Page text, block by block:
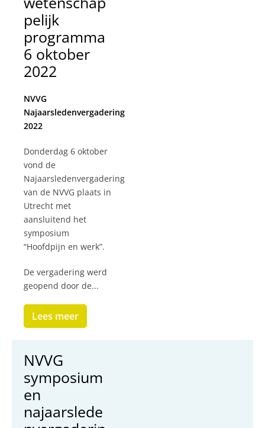
pelijk
programma
6 oktober
2022
NVVG
Najaarsledenvergadering
2022
Donderdag 6 oktober
vond de
Najaarsledenvergadering
van de NVVG plaats in
Utrecht met
aansluitend het
symposium
“Hoofdpijn en werk”.
De vergadering werd
geopend door de...
Lees meer
NVVG
symposium
en
najaarslede